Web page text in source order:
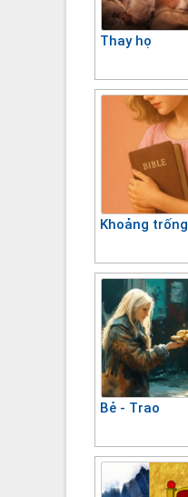
Thay họ
Khoảng trống
Bẻ - Trao